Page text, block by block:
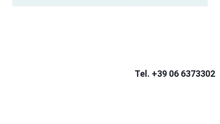
Tel. +39 06 6373302